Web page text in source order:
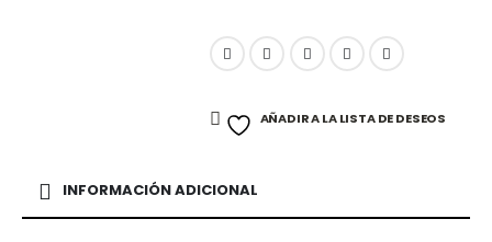
AÑADIR A LA LISTA DE DESEOS
INFORMACIÓN ADICIONAL